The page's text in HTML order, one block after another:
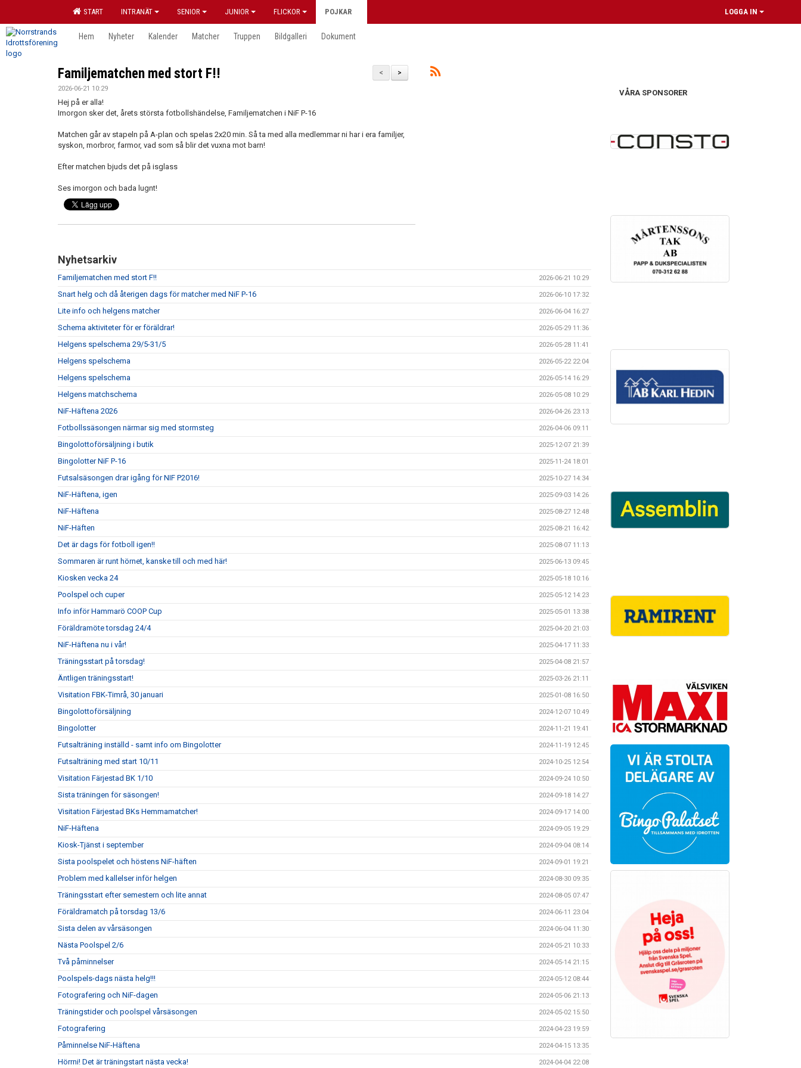
START INTRANÄT SENIOR JUNIOR FLICKOR POJKAR LOGGA IN
Hem Nyheter Kalender Matcher Truppen Bildgalleri Dokument
>
<
Familjematchen med stort F!!
2026-06-21 10:29
Hej på er alla!
Imorgon sker det, årets största fotbollshändelse, Familjematchen i NiF P-16
Matchen går av stapeln på A-plan och spelas 2x20 min. Så ta med alla medlemmar ni har i era familjer,
syskon, morbror, farmor, vad som så blir det vuxna mot barn!
Efter matchen bjuds det på isglass
Ses imorgon och bada lugnt!
Nyhetsarkiv
Familjematchen med stort F!! 2026-06-21 10:29
Snart helg och då återigen dags för matcher med NiF P-16 2026-06-10 17:32
Lite info och helgens matcher 2026-06-04 16:27
Schema aktiviteter för er föräldrar! 2026-05-29 11:36
Helgens spelschema 29/5-31/5 2026-05-28 11:41
Helgens spelschema 2026-05-22 22:04
Helgens spelschema 2026-05-14 16:29
Helgens matchschema 2026-05-08 10:29
NiF-Häftena 2026 2026-04-26 23:13
Fotbollssäsongen närmar sig med stormsteg 2026-04-06 09:11
Bingolottoförsäljning i butik 2025-12-07 21:39
Bingolotter NiF P-16 2025-11-24 18:01
Futsalsäsongen drar igång för NIF P2016! 2025-10-27 14:34
NiF-Häftena, igen 2025-09-03 14:26
NiF-Häftena 2025-08-27 12:48
NiF-Häften 2025-08-21 16:42
Det är dags för fotboll igen!! 2025-08-07 11:13
Sommaren är runt hörnet, kanske till och med här! 2025-06-13 09:45
Kiosken vecka 24 2025-05-18 10:16
Poolspel och cuper 2025-05-12 14:23
Info inför Hammarö COOP Cup 2025-05-01 13:38
Föräldramöte torsdag 24/4 2025-04-20 21:03
NiF-Häftena nu i vår! 2025-04-17 11:33
Träningsstart på torsdag! 2025-04-08 21:57
Äntligen träningsstart! 2025-03-26 21:11
Visitation FBK-Timrå, 30 januari 2025-01-08 16:50
Bingolottoförsäljning 2024-12-07 10:49
Bingolotter 2024-11-21 19:41
Futsalträning inställd - samt info om Bingolotter 2024-11-19 12:45
Futsalträning med start 10/11 2024-10-25 12:54
Visitation Färjestad BK 1/10 2024-09-24 10:50
Sista träningen för säsongen! 2024-09-18 14:27
Visitation Färjestad BKs Hemmamatcher! 2024-09-17 14:00
NiF-Häftena 2024-09-05 19:29
Kiosk-Tjänst i september 2024-09-04 08:14
Sista poolspelet och höstens NiF-häften 2024-09-01 19:21
Problem med kallelser inför helgen 2024-08-30 09:35
Träningsstart efter semestern och lite annat 2024-08-05 07:47
Föräldramatch på torsdag 13/6 2024-06-11 23:04
Sista delen av vårsäsongen 2024-06-04 11:30
Nästa Poolspel 2/6 2024-05-21 10:33
Två påminnelser 2024-05-14 21:15
Poolspels-dags nästa helg!!! 2024-05-12 08:44
Fotografering och NiF-dagen 2024-05-06 21:13
Träningstider och poolspel vårsäsongen 2024-05-02 15:50
Fotografering 2024-04-23 19:59
Påminnelse NiF-Häftena 2024-04-15 13:35
Hörrni! Det är träningstart nästa vecka! 2024-04-04 22:08
VÅRA SPONSORER